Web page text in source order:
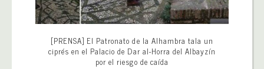
[PRENSA] El Patronato de la Alhambra tala un
ciprés en el Palacio de Dar al-Horra del Albayzín
por el riesgo de caída